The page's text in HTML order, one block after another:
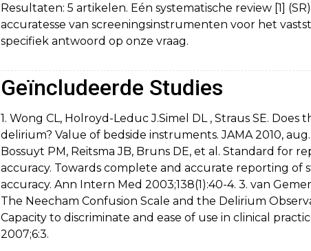
Resultaten: 5 artikelen. Eén systematische review [1]
accuratesse van screeningsinstrumenten voor het
specifiek antwoord op onze vraag.
Geïncludeerde Studies
1. Wong CL, Holroyd-Leduc J.Simel DL , Straus SE. Does
delirium? Value of bedside instruments. JAMA 2010, aug.
Bossuyt PM, Reitsma JB, Bruns DE, et al. Standard for
accuracy. Towards complete and accurate reporting of
accuracy. Ann Intern Med 2003;138(1):40-4. 3. van
The Neecham Confusion Scale and the Delirium
Capacity to discriminate and ease of use in clinical
2007;6:3.